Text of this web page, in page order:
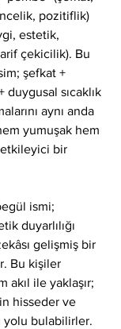
pozitiflik)
estetik,
çekicilik). Bu
şefkat +
sıcaklık
aynı anda
yumuşak hem
bir
ismi;
duyarlılığı
gelişmiş bir
Bu kişiler
akıl ile yaklaşır;
hisseder ve
yolu bulabilirler.